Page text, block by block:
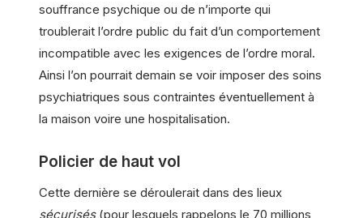
souffrance psychique ou de n’importe qui
troublerait l’ordre public du fait d’un comportement
incompatible avec les exigences de l’ordre moral.
Ainsi l’on pourrait demain se voir imposer des soins
psychiatriques sous contraintes éventuellement à
la maison voire une hospitalisation.
Policier de haut vol
Cette dernière se déroulerait dans des lieux
sécurisés(pour lesquels rappelons le 70 millions